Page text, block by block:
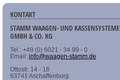
KONTAKT
STAMM WAAGEN- UND KASSENSYSTEME
GMBH & CO. KG
Tel.: +49 (0) 6021 - 34 99 - 0
Email: info@waagen-stamm.de
Ottostr. 14 - 16
63741 Aschaffenburg